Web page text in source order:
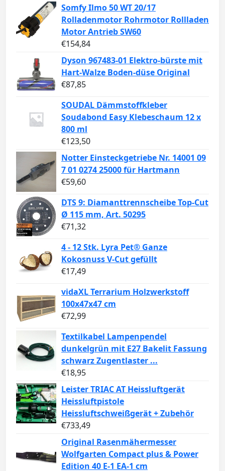
Somfy Ilmo 50 WT 20/17
Rolladenmotor Rohrmotor Rollladen
Motor Antrieb SW60
€154,84
Dyson 967483-01 Elektro-bürste mit
Hart-Walze Boden-düse Original
€87,85
SOUDAL Dämmstoffkleber
Soudabond Easy Klebeschaum 12 x
800 ml
€123,50
Notter Einsteckgetriebe Nr. 14001 09
7 01 0274 25000 für Hartmann
€59,60
DTS 9: Diamanttrennscheibe Top-Cut
Ø 115 mm, Art. 50295
€71,32
4 - 12 Stk. Lyra Pet® Ganze
Kokosnuss V-Cut gefüllt
€17,49
vidaXL Terrarium Holzwerkstoff
100x47x47 cm
€72,99
Textilkabel Lampenpendel
dunkelgrün mit E27 Bakelit Fassung
schwarz Zugentlaster ...
€18,95
Leister TRIAC AT Heissluftgerät
Heissluftpistole
Heissluftschweißgerät + Zubehör
€733,49
Original Rasenmähermesser
Wolfgarten Compact plus & Power
Edition 40 E-1 EA-1 cm